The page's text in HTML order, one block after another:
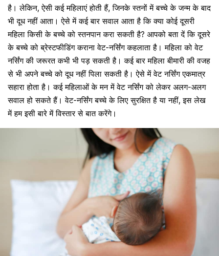
है। लेकिन, ऐसी कई महिलाएं होती हैं, जिनके स्तनों में बच्चे के जन्म के बाद
भी दूध नहीं आता। ऐसे में कई बार सवाल आता है कि क्या कोई दूसरी
महिला किसी के बच्चे को स्तनपान करा सकती है? आपको बता दें कि दूसरे
के बच्चे को ब्रेस्टफीडिंग कराना वेट-नर्सिंग कहलाता है। महिला को वेट
नर्सिंग की जरूरत कभी भी पड़ सकती है। कई बार महिला बीमारी की वजह
से भी अपने बच्चे को दूध नहीं पिला सकती है। ऐसे में वेट नर्सिंग एकमात्र
सहारा होता है। कई महिलाओं के मन में वेट नर्सिंग को लेकर अलग-अलग
सवाल हो सकते हैं। वेट-नर्सिंग बच्चे के लिए सुरक्षित है या नहीं, इस लेख
में हम इसी बारे में विस्तार से बात करेंगे।